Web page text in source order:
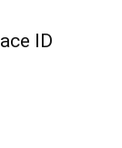
ID